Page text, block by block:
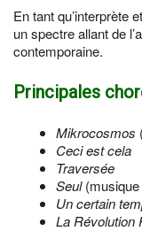
En tant qu’interprète
un spectre allant de
contemporaine.
Principales
Mikrocosmos
Ceci est cela
Traversée
Seul(musique
Un certain
La Révolution